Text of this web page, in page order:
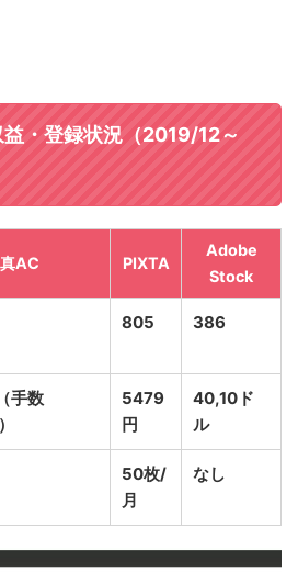
益・登録状況（2019/12～
AC PIXTA
Adobe
Stock
805 386
手数
5479
円
40,10ド
ル
50枚/
月
なし